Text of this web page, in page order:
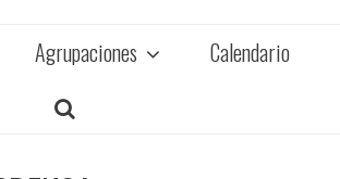
Agrupaciones Calendario